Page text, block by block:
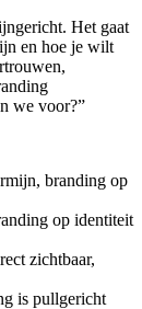
Het gaat
en hoe je wilt
we voor?”
branding op
op identiteit
zichtbaar,
is pullgericht